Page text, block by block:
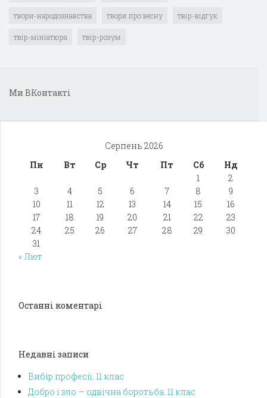
твори-народознавства твори про весну твір-відгук
твір-мініатюра твір-розум
Ми ВКонтакті
Серпень 2026
Пн
Вт Ср Чт Пт Сб
Нд
1
2
3
4 5 6 7 8
9
10
11 12 13 14 15
16
17
18 19 20 21 22
23
24
25 26 27 28 29
30
31
« Лют
Останні коментарі
Недавні записи
Вибір професії. 11 клас
Добро і зло — одвічна боротьба. 11 клас